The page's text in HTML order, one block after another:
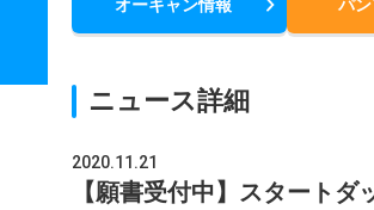
オーキャン情報 パ
ニュース詳細
2020.11.21
【願書受付中】スタートダ